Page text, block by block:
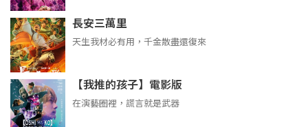
長安三萬里
天生我材必有用，千金散盡還復來
【我推的孩子】電影版
在演藝圈裡，謊言就是武器